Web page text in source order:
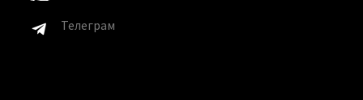
Телеграм